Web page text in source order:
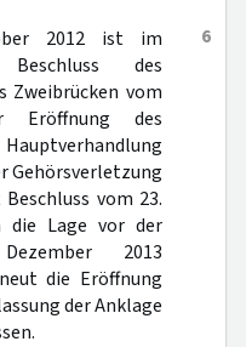
6
2012 ist im
Beschluss des
Zweibrücken vom
Eröffnung des
Gehörsverletzung
vom 23.
die Lage vor der
2013
die Eröffnung
der Anklage